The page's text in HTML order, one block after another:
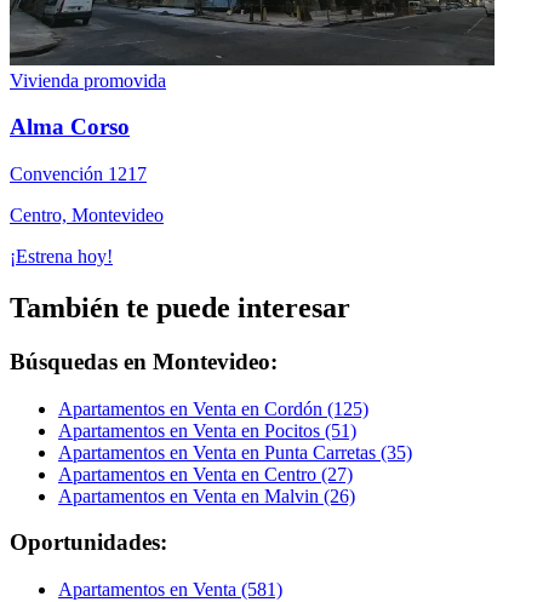
Vivienda promovida
Alma Corso
Convención 1217
Centro, Montevideo
¡Estrena hoy!
También te puede interesar
Búsquedas en Montevideo:
Apartamentos en Venta en Cordón (125)
Apartamentos en Venta en Pocitos (51)
Apartamentos en Venta en Punta Carretas (35)
Apartamentos en Venta en Centro (27)
Apartamentos en Venta en Malvin (26)
Oportunidades:
Apartamentos en Venta (581)